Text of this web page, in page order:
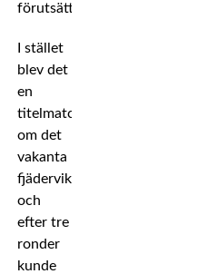
förutsättningarna.
I stället
blev det
en
titelmatch
om det
vakanta
fjäderviktsbältet
och
efter tre
ronder
kunde